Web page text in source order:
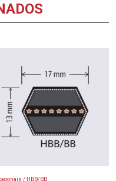
/ HBB/BB